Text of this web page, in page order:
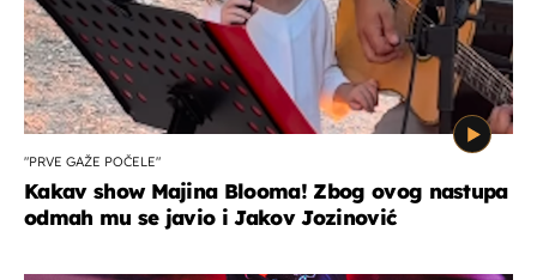
"PRVE GAŽE POČELE"
Kakav show Majina Blooma! Zbog ovog nastupa
odmah mu se javio i Jakov Jozinović